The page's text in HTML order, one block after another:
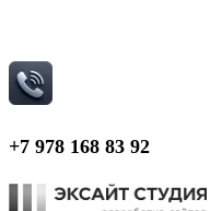
+7 978 168 83 92